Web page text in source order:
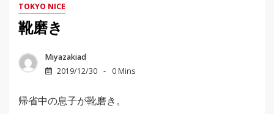
TOKYO NICE
靴磨き
Miyazakiad
2019/12/30
0 Mins
帰省中の息子が靴磨き。